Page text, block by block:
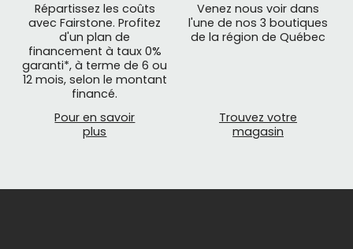
Répartissez les coûts
avec Fairstone. Profitez
d'un plan de
financement à taux 0%
garanti*, à terme de 6 ou
12 mois, selon le montant
financé.
Pour en savoir
plus
Venez nous voir dans
l'une de nos 3 boutiques
de la région de Québec
Trouvez votre
magasin